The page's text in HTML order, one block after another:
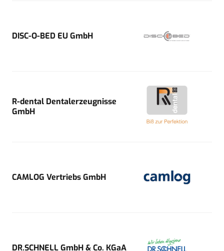
DISC-O-BED EU GmbH
R-dental Dentalerzeugnisse
GmbH
CAMLOG Vertriebs GmbH
DR.SCHNELL GmbH & Co. KGaA